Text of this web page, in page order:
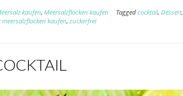
kaufen, Meersalzflocken kaufen Taggedcocktail, Dessert,
kaufen, zuckerfrei